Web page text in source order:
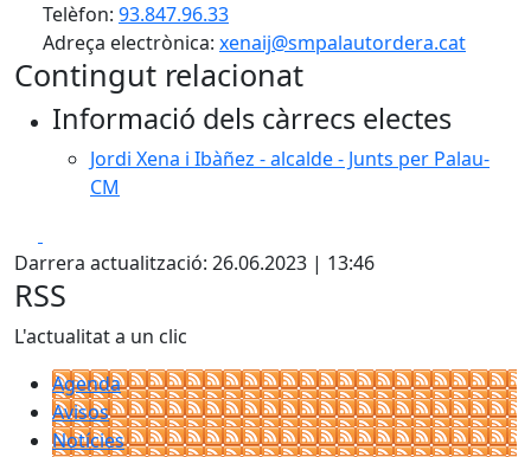
Telèfon: 93.847.96.33
Adreça electrònica: xenaij@smpalautordera.cat
Contingut relacionat
Informació dels càrrecs electes
Jordi Xena i Ibàñez - alcalde - Junts per Palau-
CM
Darrera actualització: 26.06.2023 | 13:46
RSS
L'actualitat a un clic
Agenda
Avisos
Notícies